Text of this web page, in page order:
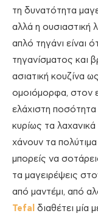
τη δυνατότητα
αλλά η ουσιαστική
απλό τηγάνι είναι
τηγανίσματος και
ασιατική κουζίνα
ομοιόμορφα, στον
ελάχιστη ποσότητα
κυρίως τα
χάνουν τα
μπορείς να
τα μαγειρέψεις
από μαντέμι, από
Tefal διαθέτει μία